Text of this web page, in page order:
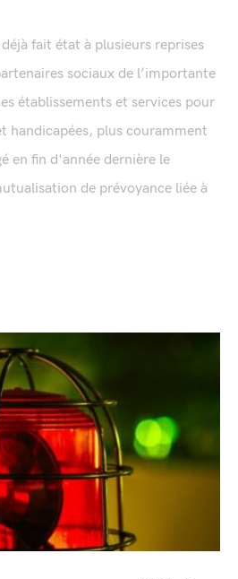
fait état à plusieurs reprises
sociaux de l’importante
établissements et services pour
handicapées, plus couramment
en fin d'année dernière le
de prévoyance liée à